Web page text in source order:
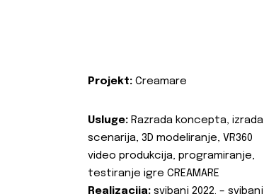
Projekt: Creamare
Usluge: Razrada koncepta, izrada
scenarija, 3D modeliranje, VR360
video produkcija, programiranje,
testiranje igre CREAMARE
Realizacija: svibanj 2022. – svibanj